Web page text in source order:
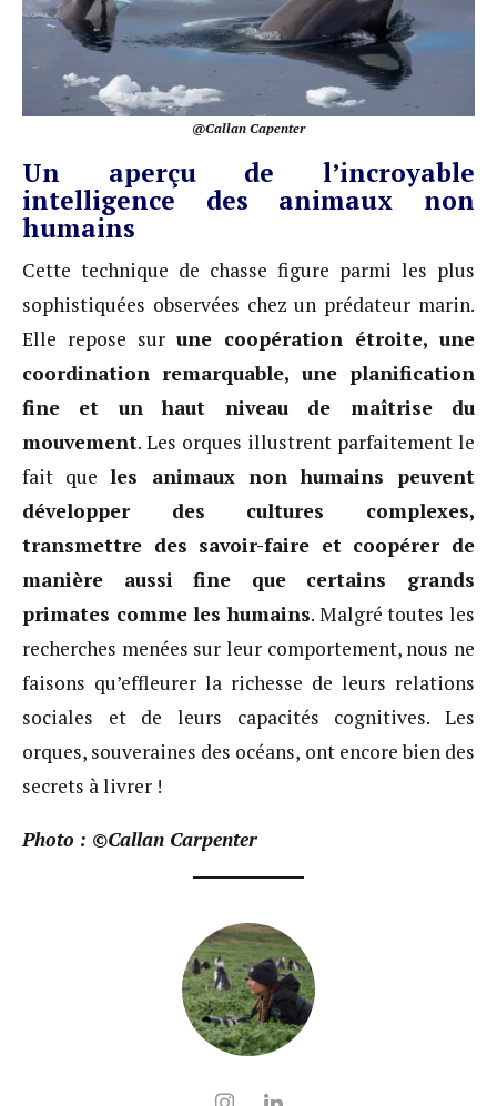
@Callan Capenter
Un aperçu de l’incroyable
intelligence des animaux non
humains
Cette technique de chasse figure parmi les plus
sophistiquées observées chez un prédateur marin.
Elle repose sur une coopération étroite, une
coordination remarquable, une planification
fine et un haut niveau de maîtrise du
mouvement. Les orques illustrent parfaitement le
fait queles animaux non humains peuvent
développer des cultures complexes,
transmettre des savoir-faire et coopérer de
manière aussi fine que certains grands
primates comme les humains. Malgré toutes les
recherches menées sur leur comportement, nous ne
faisons qu’effleurer la richesse de leurs relations
sociales et de leurs capacités cognitives. Les
orques, souveraines des océans, ont encore bien des
secrets à livrer !
Photo : ©Callan Carpenter